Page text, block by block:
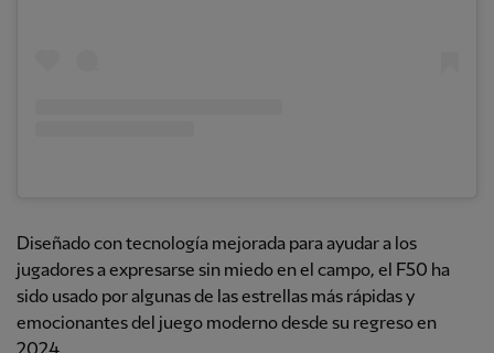
Diseñado con tecnología mejorada para ayudar a los
jugadores a expresarse sin miedo en el campo, el F50 ha
sido usado por algunas de las estrellas más rápidas y
emocionantes del juego moderno desde su regreso en